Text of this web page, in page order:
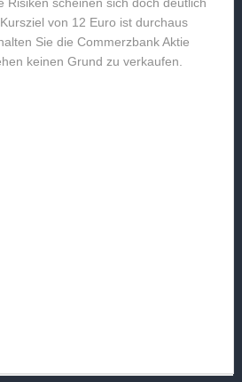
Risiken scheinen sich doch deutlich
von 12 Euro ist durchaus
Sie die Commerzbank Aktie
keinen Grund zu verkaufen.